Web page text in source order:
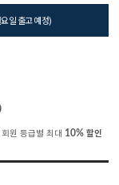
일 출고 예정)
원 등급별 최대 10%할인